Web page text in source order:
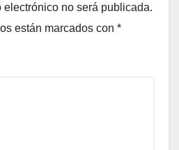
electrónico no será publicada.
están marcados con *